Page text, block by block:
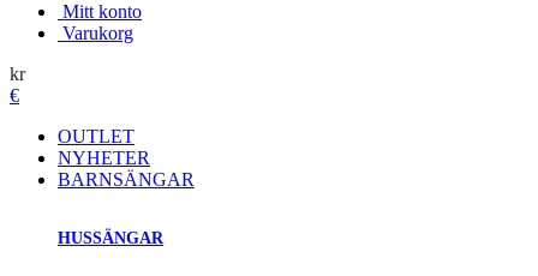
Mitt konto
Varukorg
kr
€
OUTLET
NYHETER
BARNSÄNGAR
HUSSÄNGAR